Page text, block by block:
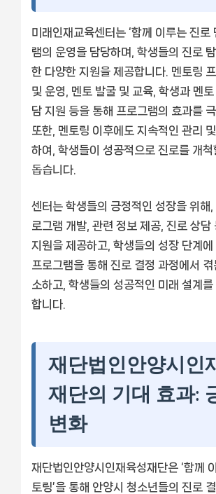
미래인재교육센터는 ‘함께 이루는 진로
램의 운영을 담당하며, 학생들의 진로
한 다양한 지원을 제공합니다. 멘토링
및 운영, 멘토 발굴 및 교육, 학생과 멘
담 지원 등을 통해 프로그램의 효과를
또한, 멘토링 이후에도 지속적인 관리
하여, 학생들이 성공적으로 진로를 개
돕습니다.
센터는 학생들의 긍정적인 성장을 위해,
로그램 개발, 관련 정보 제공, 진로 상담
지원을 제공하고, 학생들의 성장 단계에
프로그램을 통해 진로 결정 과정에서
소하고, 학생들의 성공적인 미래 설계를
합니다.
재단법인안양시인
재단의 기대 효과:
변화
재단법인안양시인재육성재단은 ‘함께
토링’을 통해 안양시 청소년들의 진로